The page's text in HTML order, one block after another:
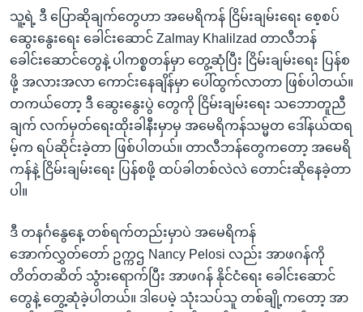
သူ့ရဲ့ ဒီ ပြောဆိုချက်တွေဟာ အမေရိကန် ငြိမ်းချမ်းရေး စေ့စပ်
ဆွေးနွေးရေး ခေါင်းဆောင် Zalmay Khalilzad တာလီဘန်
ခေါင်းဆောင်တွေနဲ့ ပါကစ္စတန်မှာ တွေ့ဆုံပြီး ငြိမ်းချမ်းရေး ပြန်စ
ဖို့ အလားအလာ ကောင်းနေချိန်မှာ ပေါ်ထွက်လာတာ ဖြစ်ပါတယ်။
တကယ်တော့ ဒီ ဆွေးနွေးပွဲ တွေကို ငြိမ်းချမ်းရေး သဘောတူညီ
ချက် လက်မှတ်ရေးထိုးခါနီးမှာမှ အမေရိကန်သမ္မတ ဒေါ်နယ်ထရ
မ့်က ရပ်ဆိုင်းခဲ့တာ ဖြစ်ပါတယ်။ တာလီဘန်တွေကတော့ အမေရိ
ကန်နဲ့ ငြိမ်းချမ်းရေး ပြန်စဖို့ ထပ်ခါတစ်လဲလဲ တောင်းဆိုနေခဲ့တာ
ပါ။
ဒီ တနင်္ဂနွေနေ့ တစ်ရက်တည်းမှာပဲ အမေရိကန်
အောက်လွှတ်တော် ဥက္ကဌ Nancy Pelosi လည်း အာဖဂန်ကို
တိတ်တဆိတ် သွံားရောက်ပြီး အာဖဂန် နိုင်ငံရေး ခေါင်းဆောင်
တွေနဲ့ တွေ့ဆုံခဲ့ပါတယ်။ ဒါပေမဲ့ သုံးသပ်သူ တစ်ချို့ကတော့ အာ